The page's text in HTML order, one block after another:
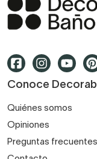
Conoce
Quiénes somos
Opiniones
Preguntas frecuentes